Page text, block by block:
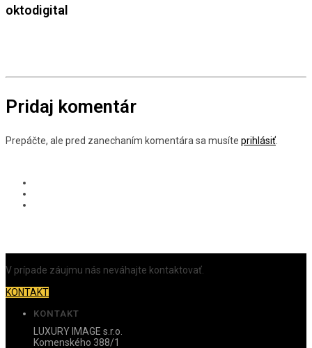
oktodigital
Pridaj komentár
Prepáčte, ale pred zanechaním komentára sa musíte prihlásiť
V prípade záujmu nás neváhajte kontaktovať.
KONTAKT
KONTAKT
LUXURY IMAGE s.r.o.
Komenského 388/1